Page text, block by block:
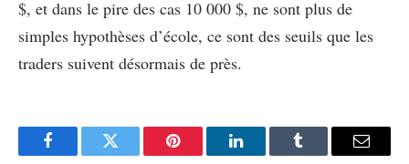
$, et dans le pire des cas 10 000 $, ne sont plus de
simples hypothèses d’école, ce sont des seuils que les
traders suivent désormais de près.
FacebookTwitter Pinterest LinkedInTumblr Email